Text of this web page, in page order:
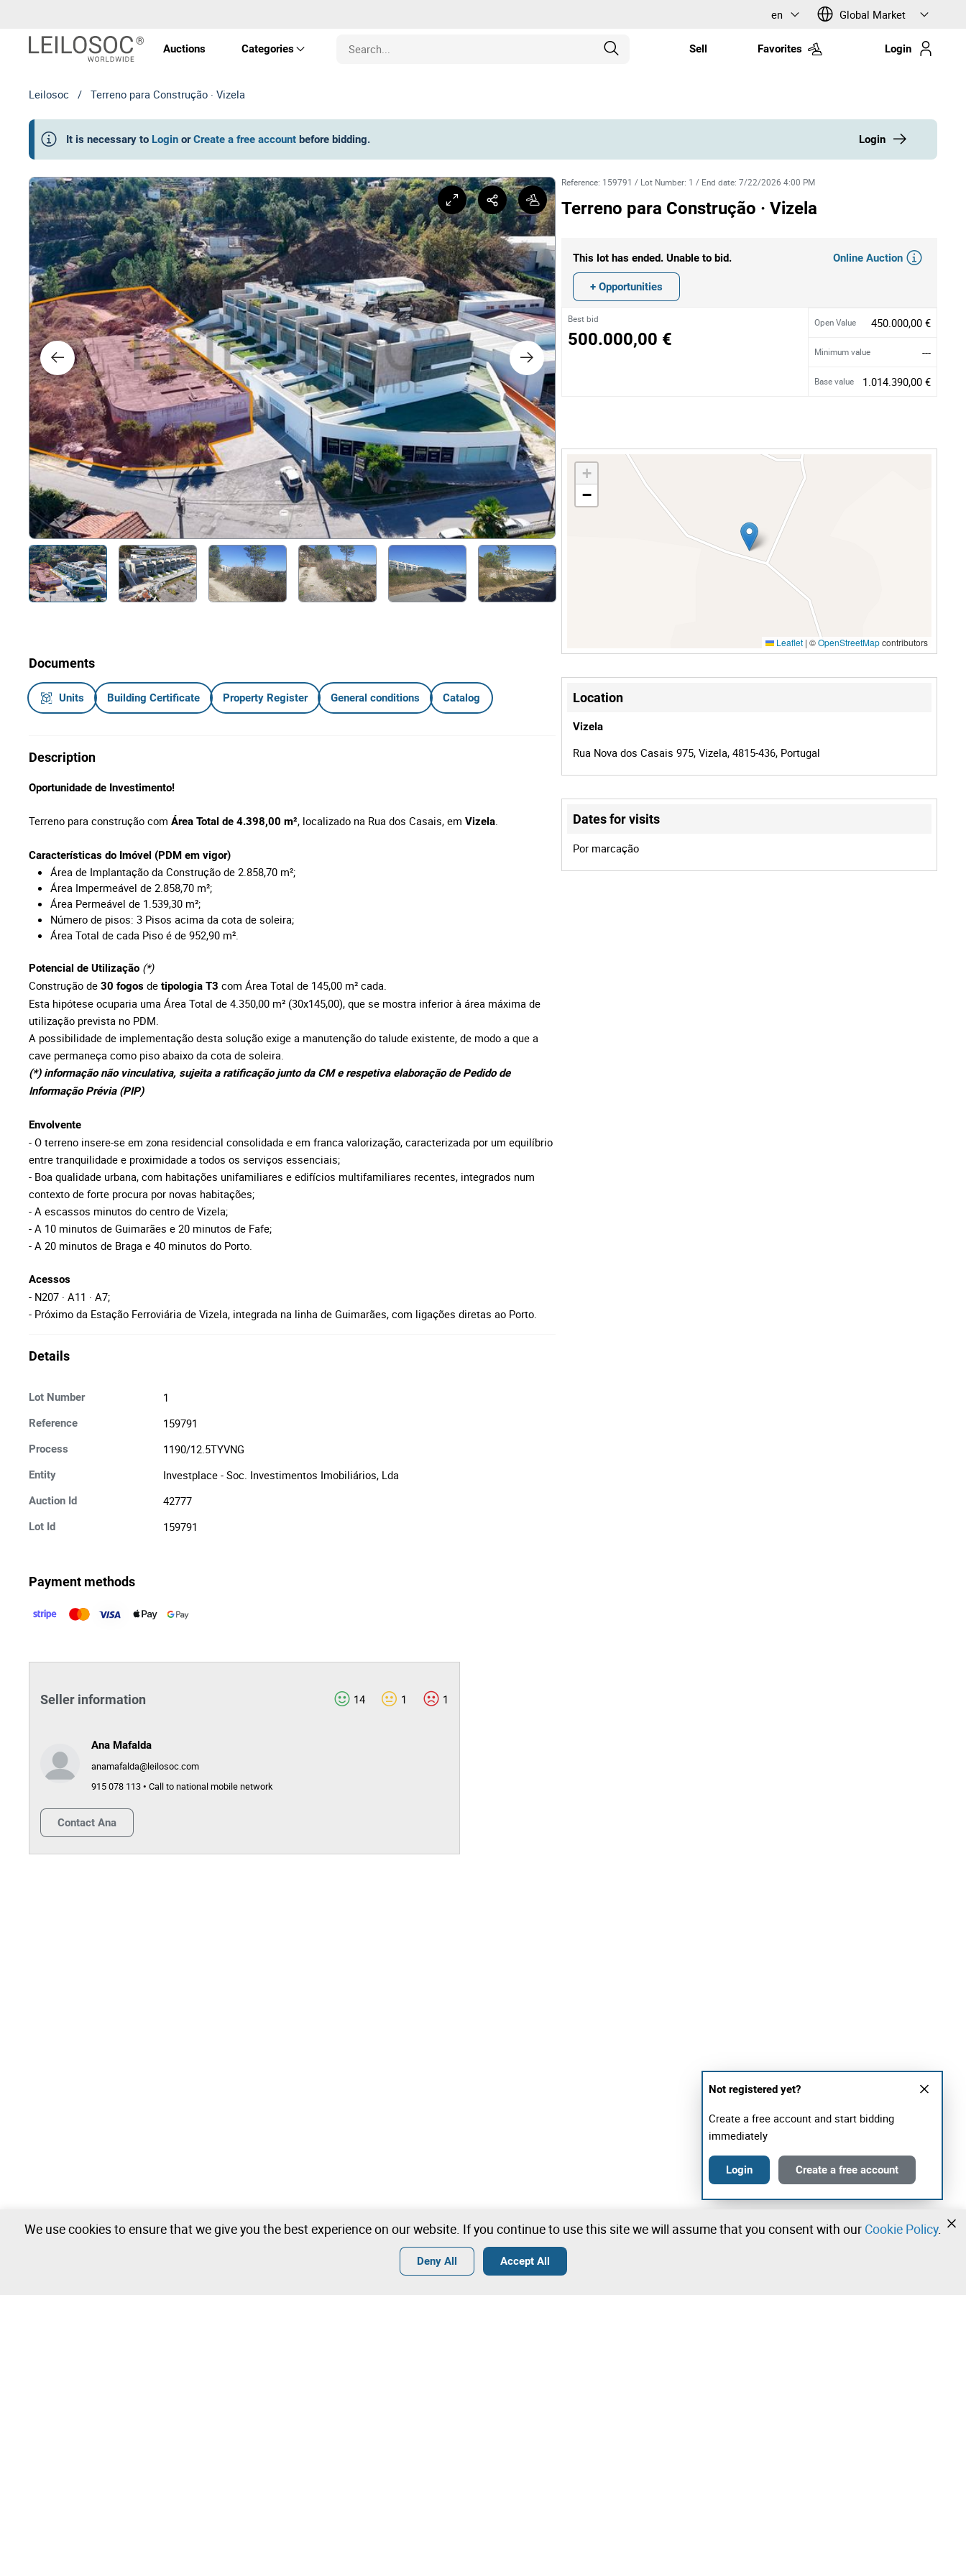
en Global Market
Auctions Categories
Vehicles
Equipment
Machines
Art and Collectibles
Rights
Technology
Furniture and Decoration
Nautical
Others
Sell Favorites Login
Leilosoc / Terreno para Construção · Vizela
It is necessary to Login or Create a free account before bidding. Login
Documents
Units Building Certificate Property Register General conditions Catalog
Description
Oportunidade de Investimento!
Terreno para construção com Área Total de 4.398,00 m², localizado na Rua dos Casais, em Vizela.
Características do Imóvel (PDM em vigor)
Área de Implantação da Construção de 2.858,70 m²;
Área Impermeável de 2.858,70 m²;
Área Permeável de 1.539,30 m²;
Número de pisos: 3 Pisos acima da cota de soleira;
Área Total de cada Piso é de 952,90 m².
Potencial de Utilização (*)
Construção de 30 fogos de tipologia T3 com Área Total de 145,00 m² cada.
Esta hipótese ocuparia uma Área Total de 4.350,00 m² (30x145,00), que se mostra inferior à área máxima de
utilização prevista no PDM.
A possibilidade de implementação desta solução exige a manutenção do talude existente, de modo a que a
cave permaneça como piso abaixo da cota de soleira.
(*) informação não vinculativa, sujeita a ratificação junto da CM e respetiva elaboração de Pedido de
Informação Prévia (PIP)
Envolvente
- O terreno insere-se em zona residencial consolidada e em franca valorização, caracterizada por um equilíbrio
entre tranquilidade e proximidade a todos os serviços essenciais;
- Boa qualidade urbana, com habitações unifamiliares e edifícios multifamiliares recentes, integrados num
contexto de forte procura por novas habitações;
- A escassos minutos do centro de Vizela;
- A 10 minutos de Guimarães e 20 minutos de Fafe;
- A 20 minutos de Braga e 40 minutos do Porto.
Acessos
- N207 · A11 · A7;
- Próximo da Estação Ferroviária de Vizela, integrada na linha de Guimarães, com ligações diretas ao Porto.
Details
Lot Number 1
Reference 159791
Process 1190/12.5TYVNG
Entity Investplace - Soc. Investimentos Imobiliários, Lda
Auction Id 42777
Lot Id 159791
Reference: 159791 / Lot Number: 1 / End date:7/22/2026 4:00 PM
Terreno para Construção · Vizela
This lot has ended. Unable to bid. Online Auction
+ Opportunities
Best bid
500.000,00 €
Open Value 450.000,00 €
Minimum value ---
Base value 1.014.390,00 €
+
−
Leaflet | ©OpenStreetMapcontributors
Location
Vizela
Rua Nova dos Casais 975, Vizela, 4815-436, Portugal
Dates for visits
Por marcação
Payment methods
Seller information 14 1 1
Ana Mafalda
anamafalda@leilosoc.com
915 078 113 • Call to national mobile network
Contact Ana
Not registered yet?
Create a free account and start bidding
immediately
Login Create a free account
We use cookies to ensure that we give you the best experience on our website. If you continue to use this site we will assume that you consent with our Cookie Policy.
Deny All Accept All